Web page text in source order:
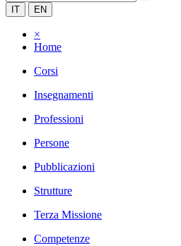
IT EN
×
Home
Corsi
Insegnamenti
Professioni
Persone
Pubblicazioni
Strutture
Terza Missione
Competenze